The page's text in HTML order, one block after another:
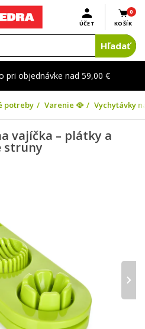
pri objednávke nad 59,00 €
0
KOŠÍK
ÚČET
Hľadať
potreby Varenie 🥘 Vychytávky
vajíčka – plátky a
struny
›